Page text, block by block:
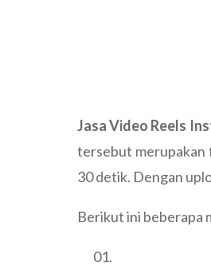
Jasa Video Reels
tersebut merupakan
30 detik. Dengan
Berikut ini beberapa